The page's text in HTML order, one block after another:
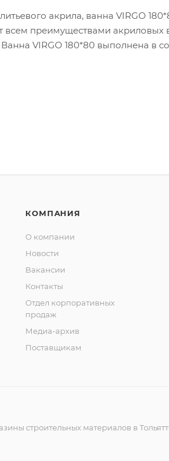
акрила, ванна VIRGO
всем преимуществами акриловых
Ванна VIRGO 180*80 выполнена
КОМПАНИЯ
О компании
Новости
Вакансии
Контакты
Отдел корпоративных
продаж
Медиа-архив
Поставщикам
строительных материалов в